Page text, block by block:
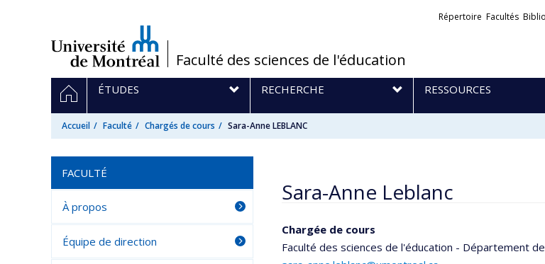
/Faculté des sciences de l'éducation
Liens
Répertoire Facultés
Navigation
principale
ACCUEIL
ÉTUDES RECHERCHE RESSOURCES
Accueil Faculté Chargés de cours Sara-Anne LEBLANC
Sara-Anne Leblanc
Chargée de cours
Faculté des sciences de l'éducation - Département
FACULTÉ
À propos
Équipe de direction